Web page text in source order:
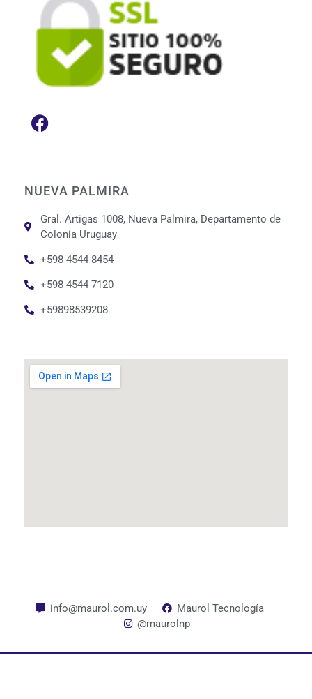
NUEVA PALMIRA
Gral. Artigas 1008, Nueva Palmira, Departamento de
Colonia Uruguay
+598 4544 8454
+598 4544 7120
+59898539208
info@maurol.com.uy
Maurol Tecnología
@maurolnp